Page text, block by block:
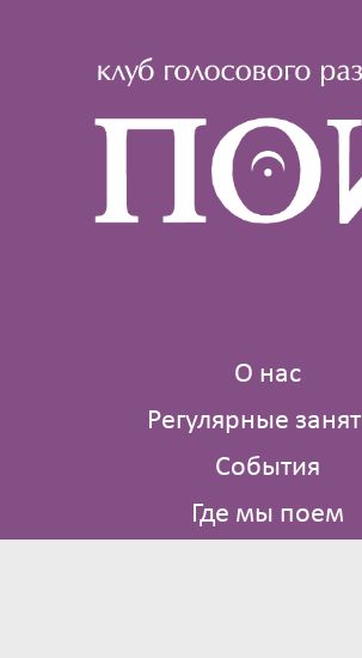
О нас
Регулярные
События
Где мы поем